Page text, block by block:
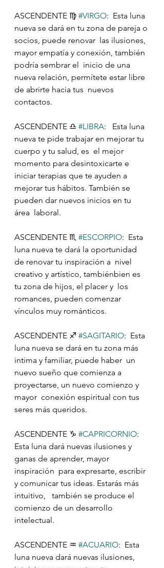
ASCENDENTE ♍️ #VIRGO:  Esta luna
nueva se dará en tu zona de pareja o
socios, puede renovar  las ilusiones,
mayor empatía y conexión, también
podría sembrar el  inicio de una
nueva relación, permítete estar libre
de abrirte hacia tus  nuevos
contactos.
ASCENDENTE ♎️ #LIBRA:   Esta luna
nueva te pide trabajar en mejorar tu
cuerpo y tu salud, es  el mejor
momento para desintoxicarte e
iniciar terapias que te ayuden a
mejorar tus hábitos. También se
pueden dar nuevos inicios en tu
área  laboral.
ASCENDENTE ♏️ #ESCORPIO:  Esta
luna nueva te dará la oportunidad
de renovar tu inspiración a  nivel
creativo y artístico, tambiénbien es
tu zona de hijos, el placer y  los
romances, pueden comenzar
vínculos muy románticos.
ASCENDENTE ♐️ #SAGITARIO:  Esta
luna nueva se dará en tu zona más
intima y familiar, puede haber  un
nuevo sueño que comienza a
proyectarse, un nuevo comienzo y
mayor  conexión espiritual con tus
seres más queridos.
ASCENDENTE ♑️ #CAPRICORNIO:
Esta luna dará nuevas ilusiones y
ganas de aprender, mayor
inspiración  para expresarte, escribir
y comunicar tus ideas. Estarás más
intuitivo,   también se produce el
comienzo de un desarrollo
intelectual.
ASCENDENTE ♒️ #ACUARIO:  Esta
luna nueva dará nuevas ilusiones,